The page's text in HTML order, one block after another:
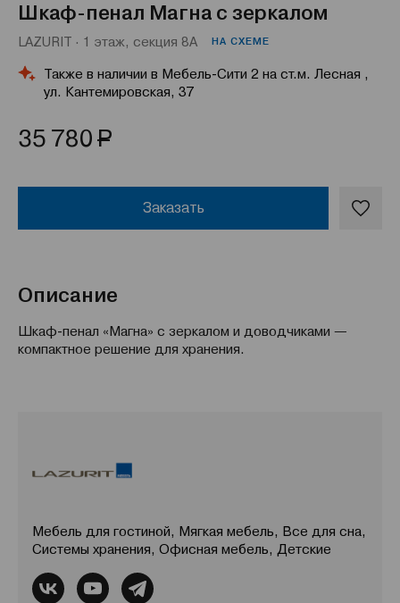
Шкаф-пенал Магна с зеркалом
LAZURIT · 1 этаж, секция 8А НА СХЕМЕ
Также в наличии в Мебель-Сити 2 на ст.м. Лесная ,
ул. Кантемировская, 37
35 780 Р
Заказать
Описание
Шкаф-пенал «Магна» с зеркалом и доводчиками —
компактное решение для хранения.
Мебель для гостиной, Мягкая мебель, Все для сна,
Системы хранения, Офисная мебель, Детские